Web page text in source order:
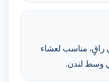
راقٍ، مناسب لعشاء
وسط لندن.